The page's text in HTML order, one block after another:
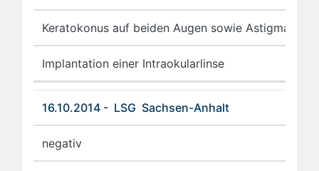
Keratokonus auf beiden Augen sowie
Implantation einer Intraokularlinse
16.10.2014 - LSG Sachsen-Anhalt
negativ